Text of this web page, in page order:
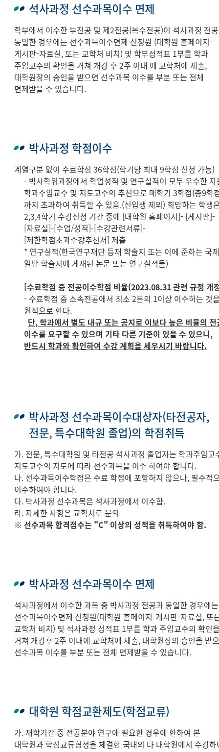
석사과정 선수과목이수 면제
학부에서 이수한 부전공 및 제2전공(복수전공)이 석사과정 전
동일한 경우에는 선수과목이수면제 신청원 (대학원 홈페이지-
게시판-자료실, 또는 교학처 비치) 및 학부성적표 1부를 학과
주임교수의 확인을 거쳐 개강 후 2주 이내 에 교학처에 제출,
대학원장의 승인을 받으면 선수과목 이수를 부분 또는 전체
면제받을 수 있습니다.
박사과정 학점이수
계열구분 없이 수료학점 36학점(학기당 최대 9학점 신청 가능)
- 박사학위과정에서 학업성적 및 연구실적이 모두 우수한 자
학과주임교수 및 지도교수의 추천으로 매학기 3학점(총9학
까지 초과하여 취득할 수 있음.(신입생 제외) 희망하는 학생
2,3,4학기 수강신청 기간 중에 [대학원 홈페이지]- [게시판]-
[자료실]-[수업/성적]-[수강관련서류]-
[제한학점초과수강추천서] 제출
* 연구실적(한국연구재단 등재 학술지 또는 이에 준하는 국
일반 학술지에 게재된 논문 또는 연구실적물)
[수료학점 중 전공이수학점 비율(2023.08.31 관련 규정 개
- 수료학점 중 소속전공에서 최소 2분의 1이상 이수하는 것
원칙으로 한다.
단, 학과에서 별도 내규 또는 공지로 이보다 높은 비율의 전
이수를 요구할 수 있으며 기타 다른 기준이 있을 수 있으니,
반드시 학과와 확인하여 수강 계획을 세우시기 바랍니다.
박사과정 선수과목이수대상자(타전공자,
전문, 특수대학원 졸업)의 학점취득
가. 전문, 특수대학원 및 타전공 석사과정 졸업자는 학과주임교
지도교수의 지도에 따라 선수과목을 이수 하여야 합니다.
나. 선수과목이수학점은 수료 학점에 포함하지 않으나, 필수적
이수하여야 합니다.
다. 박사과정 선수과목은 석사과정에서 이수함.
라. 자세한 사항은 교학처로 문의
※ 선수과목 합격점수는 "C" 이상의 성적을 취득하여야 함.
박사과정 선수과목이수 면제
석사과정에서 이수한 과목 중 박사과정 전공과 동일한 경우에는
선수과목이수면제 신청원(대학원 홈페이지-게시판-자료실, 또
교학처 비치) 및 석사과정 성적표 1부를 학과 주임교수의 확인
거쳐 개강후 2주 이내에 교학처에 제출, 대학원장의 승인을 받
선수과목 이수를 부분 또는 전체 면제받을 수 있습니다.
대학원 학점교환제도(학점교류)
가. 재학기간 중 전공분야 연구에 필요한 경우에 한하여 본
대학원과 학점교류협정을 체결한 국내외 타 대학원에서 수강하